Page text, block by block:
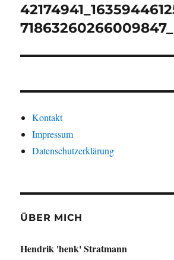
Kontakt
Impressum
Datenschutzerklärung
ÜBER MICH
Hendrik 'henk' Stratmann